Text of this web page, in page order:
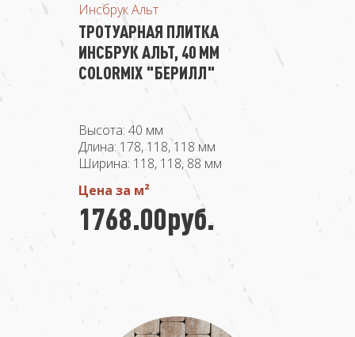
Инсбрук Альт
ТРОТУАРНАЯ ПЛИТКА
ИНСБРУК АЛЬТ, 40 ММ
COLORMIX "БЕРИЛЛ"
Высота: 40 мм
Длина: 178, 118, 118 мм
Ширина: 118, 118, 88 мм
Цена за м²
1768.00руб.